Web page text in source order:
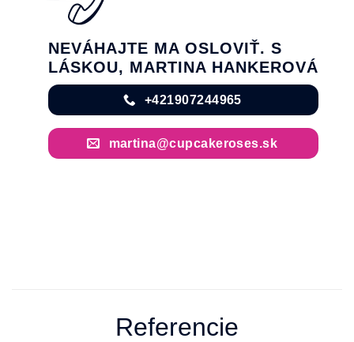
NEVÁHAJTE MA OSLOVIŤ. S
LÁSKOU, MARTINA HANKEROVÁ
+421907244965
martina@cupcakeroses.sk
Referencie